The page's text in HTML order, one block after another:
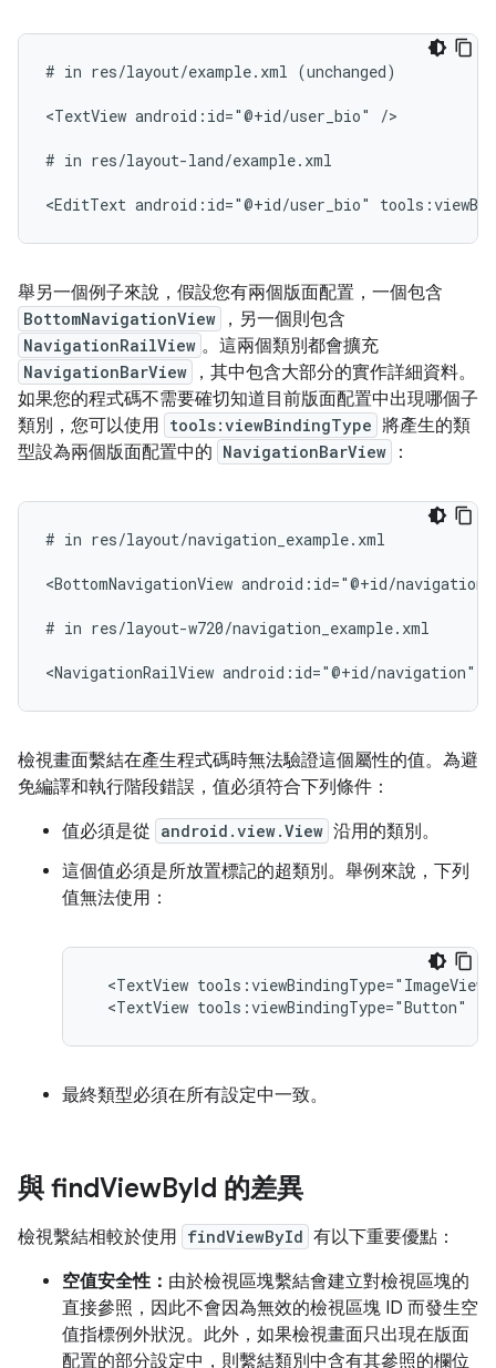
# in res/layout/example.xml (unchanged)
<TextView android:id="@+id/user_bio" />
# in res/layout-land/example.xml
<EditText android:id="@+id/user_bio"
舉另一個例子來說，假設您有兩個版面配置，一個包含
BottomNavigationView ，另一個則包含
NavigationRailView 。這兩個類別都會擴充
NavigationBarView
，其中包含大部分的實作詳細資料。
如果您的程式碼不需要確切知道目前版面配置中出現哪個子
類別，您可以使用 tools:viewBindingType 將產生的類
型設為兩個版面配置中的 NavigationBarView ：
# in res/layout/navigation_example.xml
<BottomNavigationView android:id="@+id/navigation"
# in res/layout-w720/navigation_example.xml
<NavigationRailView android:id="@+id/navigation"
檢視畫面繫結在產生程式碼時無法驗證這個屬性的值。為避
免編譯和執行階段錯誤，值必須符合下列條件：
值必須是從 android.view.View 沿用的類別。
這個值必須是所放置標記的超類別。舉例來說，下列
值無法使用：
<TextView tools:viewBindingType="ImageView"
<TextView tools:viewBindingType="Button"
最終類型必須在所有設定中一致。
與 findViewById 的差異
檢視繫結相較於使用 findViewById 有以下重要優點：
空值安全性： 由於檢視區塊繫結會建立對檢視區塊的
直接參照，因此不會因為無效的檢視區塊 ID 而發生空
值指標例外狀況。此外，如果檢視畫面只出現在版面
配置的部分設定中，則繫結類別中含有其參照的欄位